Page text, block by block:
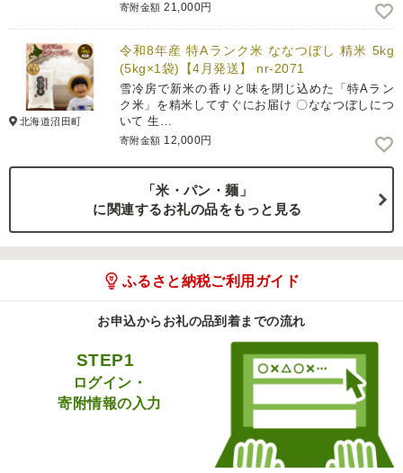
寄附金額 21,000円
北海道沼田町
令和8年産 特Aランク米 ななつぼし 精米 5kg
(5kg×1袋)【4月発送】 nr-2071
雪冷房で新米の香りと味を閉じ込めた「特Aラン
ク米」を精米してすぐにお届け 〇ななつぼしにつ
いて 生…
寄附金額 12,000円
「米・パン・麺」
に関連するお礼の品をもっと見る
ふるさと納税ご利用ガイド
お申込からお礼の品到着までの流れ
STEP1
ログイン・
寄附情報の入力